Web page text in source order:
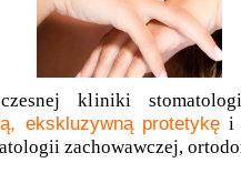
kliniki
ekskluzywną protetykę
zachowawczej,